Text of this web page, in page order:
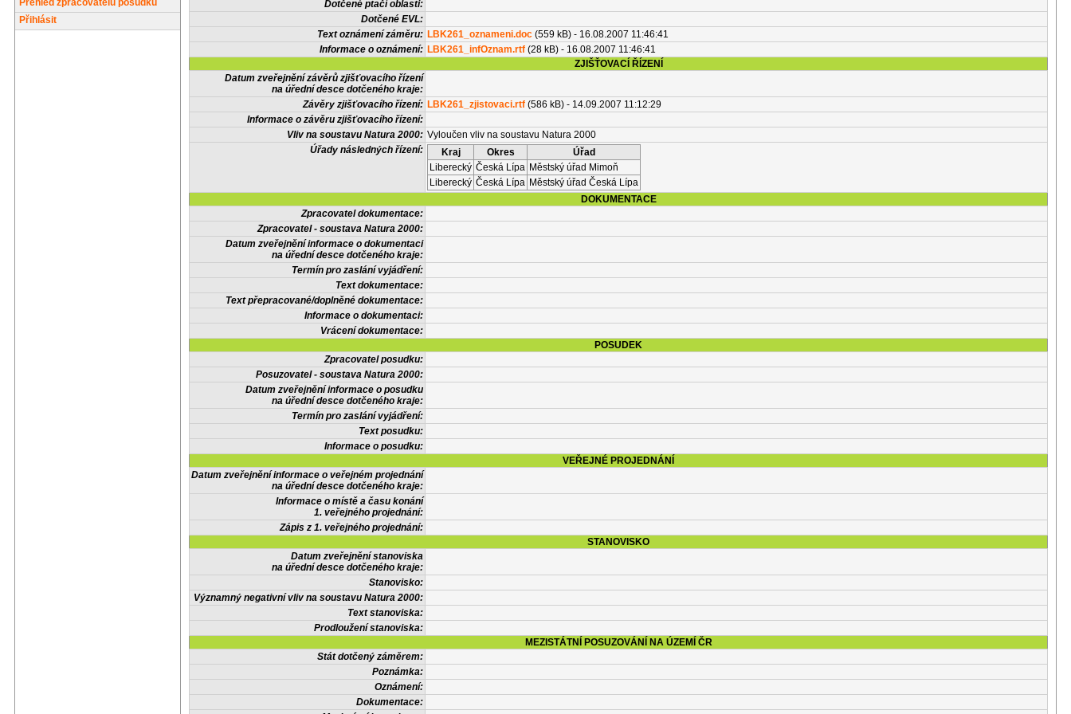
Přehled zpracovatelů posudků
Přihlásit
Dotčené ptačí oblasti:
Dotčené EVL:
Text oznámení záměru: LBK261_oznameni.doc (559 kB) - 16.08.2007 11:46:41
Informace o oznámení: LBK261_infOznam.rtf (28 kB) - 16.08.2007 11:46:41
ZJIŠŤOVACÍ ŘÍZENÍ
Datum zveřejnění závěrů zjišťovacího řízení
na úřední desce dotčeného kraje:
Závěry zjišťovacího řízení: LBK261_zjistovaci.rtf (586 kB) - 14.09.2007 11:12:29
Informace o závěru zjišťovacího řízení:
Vliv na soustavu Natura 2000: Vyloučen vliv na soustavu Natura 2000
Úřady následných řízení:
Kraj Okres
Úřad
Liberecký Česká Lípa Městský úřad Mimoň
Liberecký Česká Lípa Městský úřad Česká Lípa
DOKUMENTACE
Zpracovatel dokumentace:
Zpracovatel - soustava Natura 2000:
Datum zveřejnění informace o dokumentaci
na úřední desce dotčeného kraje:
Termín pro zaslání vyjádření:
Text dokumentace:
Text přepracované/doplněné dokumentace:
Informace o dokumentaci:
Vrácení dokumentace:
POSUDEK
Zpracovatel posudku:
Posuzovatel - soustava Natura 2000:
Datum zveřejnění informace o posudku
na úřední desce dotčeného kraje:
Termín pro zaslání vyjádření:
Text posudku:
Informace o posudku:
VEŘEJNÉ PROJEDNÁNÍ
Datum zveřejnění informace o veřejném projednání
na úřední desce dotčeného kraje:
Informace o místě a času konání
1. veřejného projednání:
Zápis z 1. veřejného projednání:
STANOVISKO
Datum zveřejnění stanoviska
na úřední desce dotčeného kraje:
Stanovisko:
Významný negativní vliv na soustavu Natura 2000:
Text stanoviska:
Prodloužení stanoviska:
MEZISTÁTNÍ POSUZOVÁNÍ NA ÚZEMÍ ČR
Stát dotčený záměrem:
Poznámka:
Oznámení:
Dokumentace: